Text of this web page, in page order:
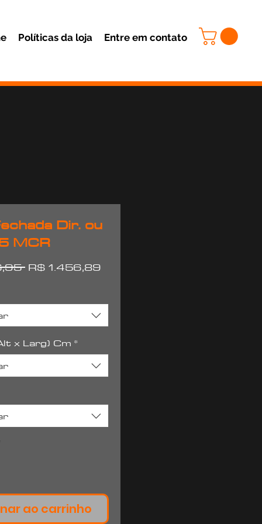
Políticas da loja Entre em contato
Dir. ou
MCR
Preço
R$ 1.456,89
x Larg) Cm *
ao carrinho